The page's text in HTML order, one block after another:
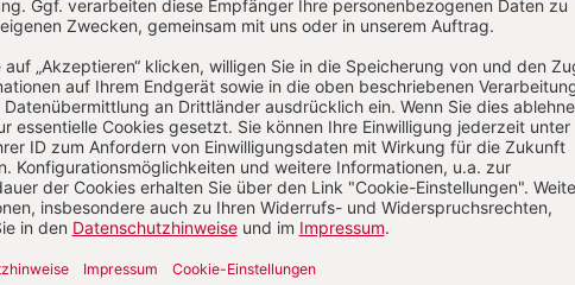
Wir freuen uns über Ihre Nachricht.